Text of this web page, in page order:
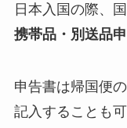
日本入国の際、
携帯品・別送品
申告書は帰国便
記入することも